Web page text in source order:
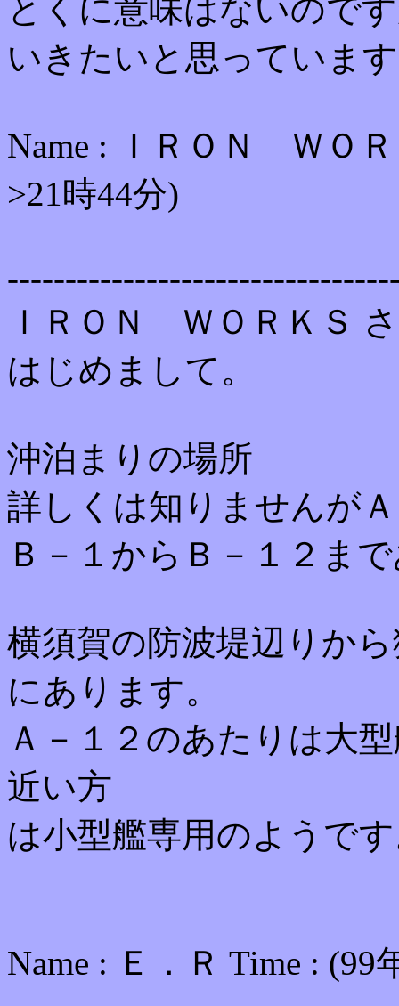
とくに意味はないので
いきたいと思っていま
Name : ＩＲＯＮ ＷＯＲ
>21時44分)
ＩＲＯＮ ＷＯＲＫＳ
はじめまして。
沖泊まりの場所
詳しくは知りませんが
Ｂ－１からＢ－１２ま
横須賀の防波堤辺りか
にあります。
Ａ－１２のあたりは大
近い方
は小型艦専用のようで
Name : Ｅ．Ｒ Time : (99